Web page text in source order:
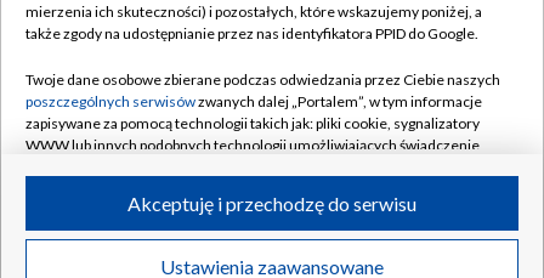
Naziemna Telewizja Cyfrowa
Rada Programowa
System NOS
Informacje o nadawcy
Program dla prasy
Pomoc
Kontakt
Kanały
©2026 Telewizja Polska S.A. w likwidacji
mierzenia ich skuteczności) i pozostałych, które wskazujemy poniżej, a
także zgody na udostępnianie przez nas identyfikatora PPID do Google.
Twoje dane osobowe zbierane podczas odwiedzania przez Ciebie naszych
poszczególnych serwisówzwanych dalej „Portalem”, w tym informacje
zapisywane za pomocą technologii takich jak: pliki cookie, sygnalizatory
WWW lub innych podobnych technologii umożliwiających świadczenie
ruchu w Internecie.
Twoje dane osobowe zbierane podczas odwiedzania przez Ciebie
Ustawienia zaawansowane
Akceptuję i przechodzę do serwisu